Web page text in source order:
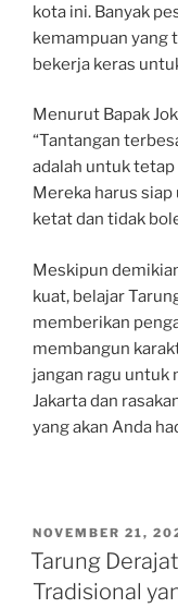
kota ini. Banyak
kemampuan yang
bekerja keras
Menurut Bapak
“Tantangan
adalah untuk
Mereka harus
ketat dan tidak
Meskipun
kuat, belajar
memberikan
membangun
jangan ragu untuk
Jakarta dan
yang akan Anda
POSTED
ON
NOVEMBER 21,
Tarung
Tradisional